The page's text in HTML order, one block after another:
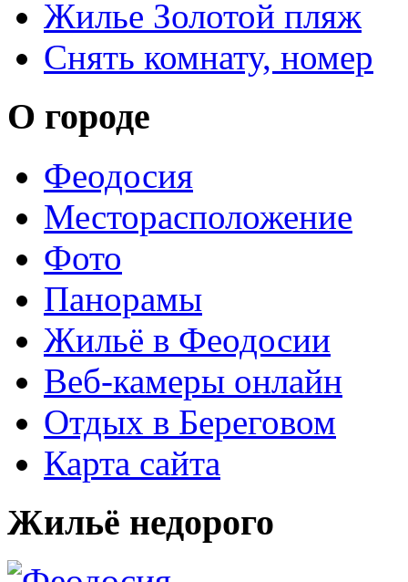
Жилье Золотой пляж
Снять комнату, номер
О городе
Феодосия
Месторасположение
Фото
Панорамы
Жильё в Феодосии
Веб-камеры онлайн
Отдых в Береговом
Карта сайта
Жильё недорого